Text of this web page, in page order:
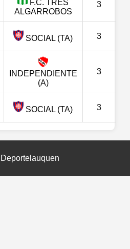
F.C. TRES
ALGARROBOS
3
SOCIAL (TA) 3
INDEPENDIENTE
(A)
3
SOCIAL (TA) 3